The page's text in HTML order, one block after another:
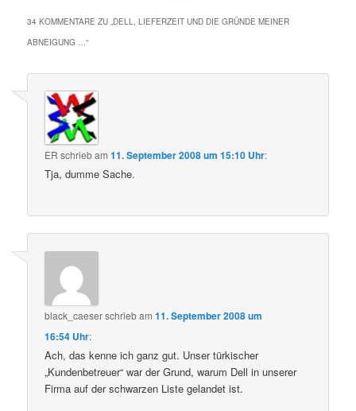
34 KOMMENTARE ZU „DELL, LIEFERZEIT UND DIE GRÜNDE MEINER
ABNEIGUNG …“
ER schriebam11. September 2008 um 15:10 Uhr:
Tja, dumme Sache.
black_caeserschriebam11. September 2008 um
16:54 Uhr:
Ach, das kenne ich ganz gut. Unser türkischer
„Kundenbetreuer“ war der Grund, warum Dell in unserer
Firma auf der schwarzen Liste gelandet ist.